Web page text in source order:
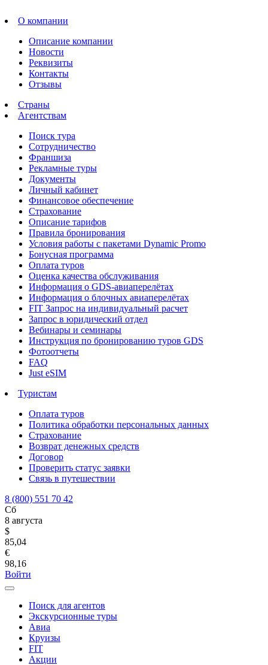
О компании
Описание компании
Новости
Реквизиты
Контакты
Отзывы
Страны
Агентствам
Поиск тура
Сотрудничество
Франшиза
Рекламные туры
Документы
Личный кабинет
Финансовое обеспечение
Страхование
Описание тарифов
Правила бронирования
Условия работы с пакетами Dynamic Promo
Бонусная программа
Оплата туров
Оценка качества обслуживания
Информация о GDS-авиаперелётах
Информация о блочных авиаперелётах
FIT Запрос на индивидуальный расчет
Запрос в юридический отдел
Вебинары и семинары
Инструкция по бронированию туров GDS
Фотоотчеты
FAQ
Just eSIM
Туристам
Оплата туров
Политика обработки персональных данных
Страхование
Возврат денежных средств
Договор
Проверить статус заявки
Связь в путешествии
8 (800) 551 70 42
Сб
8 августа
$
85,04
€
98,16
Войти
Поиск для агентов
Экскурсионные туры
Авиа
Круизы
FIT
Акции